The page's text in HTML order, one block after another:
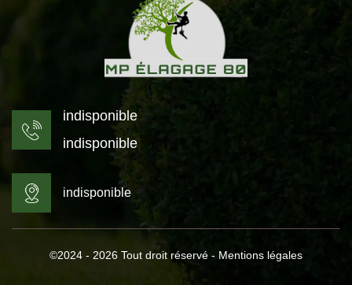
indisponible
indisponible
indisponible
©2024 - 2026 Tout droit réservé - Mentions légales